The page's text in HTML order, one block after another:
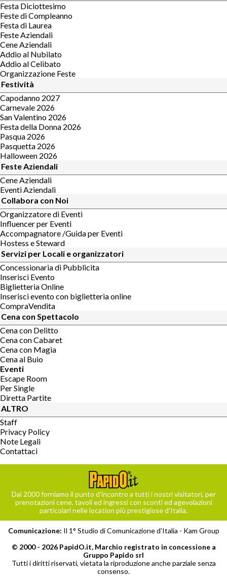
Festa Diciottesimo
Feste di Compleanno
Festa di Laurea
Feste Aziendali
Cene Aziendali
Addio al Nubilato
Addio al Celibato
Organizzazione Feste
Festività
Capodanno 2027
Carnevale 2026
San Valentino 2026
Festa della Donna 2026
Pasqua 2026
Pasquetta 2026
Halloween 2026
Feste Aziendali
Cene Aziendali
Eventi Aziendali
Collabora con Noi
Organizzatore di Eventi
Influencer per Eventi
Accompagnatore /Guida per Eventi
Hostess e Steward
Servizi per Locali e organizzatori
Concessionaria di Pubblicita
Inserisci Evento
Biglietteria Online
Inserisci evento con biglietteria online
CompraVendita
Cena con Spettacolo
Cena con Delitto
Cena con Cabaret
Cena con Magia
Cena al Buio
Eventi
Escape Room
Per Single
Diretta Partite
ALTRO
Staff
Privacy Policy
Note Legali
Contattaci
Dal 2000 forniamo il punto d’incontro a tutti i nostri visitatori, per
prenotazioni cene, tavoli ed ingressi con sconti ed agevolazioni
particolari nelle location più prestigiose d’Italia.
Comunicazione: Il 1° Studio di Comunicazione d'Italia - Kam Group
© 2000 - 2026 PapidO.it, Marchio registrato in concessione a
Gruppo Papido srl
Tutti i diritti riservati, vietata la riproduzione anche parziale senza
consenso.